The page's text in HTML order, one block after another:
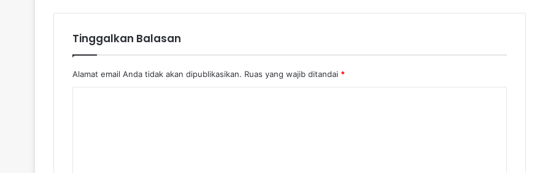
Tinggalkan Balasan
Alamat email Anda tidak akan dipublikasikan. Ruas yang wajib ditandai *